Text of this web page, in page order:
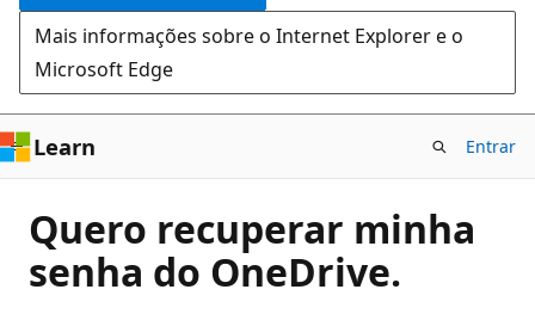
Mais informações sobre o Internet Explorer e o
Microsoft Edge
Learn Entrar
Quero recuperar minha
senha do OneDrive.